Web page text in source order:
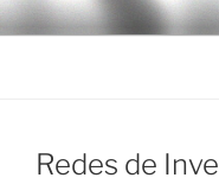
Ir
al
Redes de